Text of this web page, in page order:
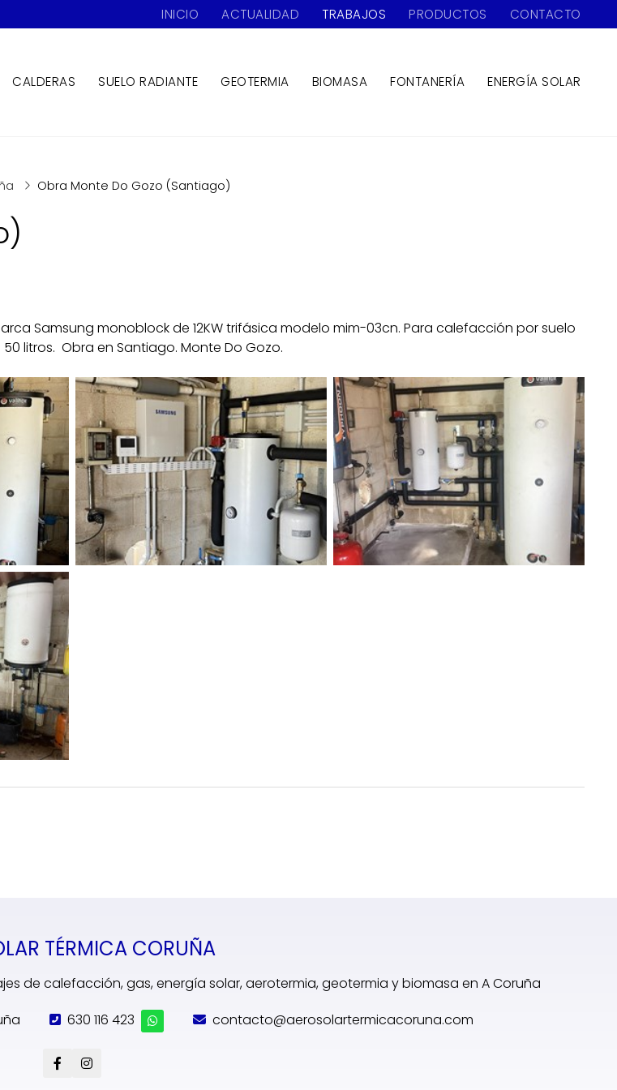
INICIO ACTUALIDAD TRABAJOS PRODUCTOS CONTACTO
CALDERAS SUELO RADIANTE GEOTERMIA BIOMASA FONTANERÍA ENERGÍA SOLAR
Obra Monte Do Gozo (Santiago)
Samsung monoblock de 12KW trifásica modelo mim-03cn. Para calefacción por suelo
litros. Obra en Santiago. Monte Do Gozo.
TÉRMICA CORUÑA
de calefacción, gas, energía solar, aerotermia, geotermia y biomasa en A Coruña
630 116 423 contacto@aerosolartermicacoruna.com